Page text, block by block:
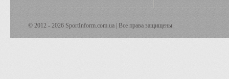
© 2012 - 2026 SportInform.com.ua | Все права защищены.